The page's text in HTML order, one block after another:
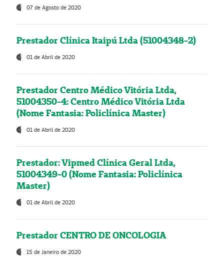
07 de Agosto de 2020
Prestador Clínica Itaipú Ltda (51004348-2)
01 de Abril de 2020
Prestador Centro Médico Vitória Ltda,
51004350-4: Centro Médico Vitória Ltda
(Nome Fantasia: Policlínica Master)
01 de Abril de 2020
Prestador: Vipmed Clínica Geral Ltda,
51004349-0 (Nome Fantasia: Policlínica
Master)
01 de Abril de 2020
Prestador CENTRO DE ONCOLOGIA
15 de Janeiro de 2020